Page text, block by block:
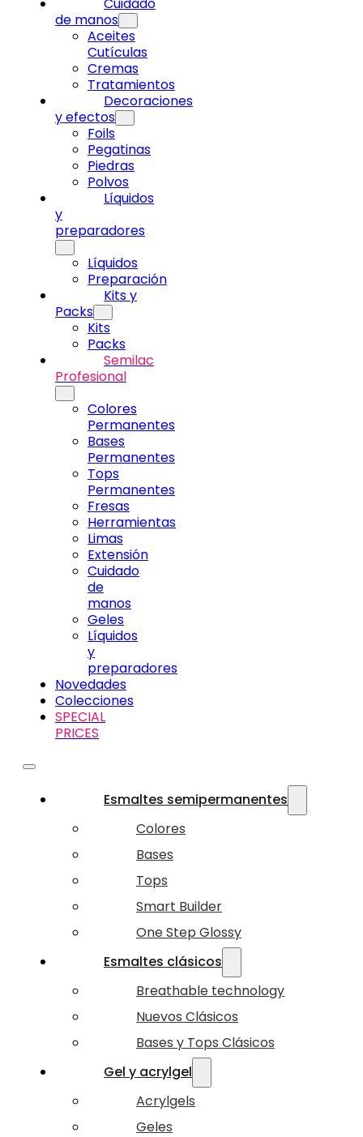
de manos
Aceites
Cutículas
Cremas
Tratamientos
Decoraciones
y efectos
Foils
Pegatinas
Piedras
Polvos
Líquidos
y
preparadores
Líquidos
Preparación
Kits y
Packs
Kits
Packs
Semilac
Profesional
Colores
Permanentes
Bases
Permanentes
Tops
Permanentes
Fresas
Herramientas
Limas
Extensión
Cuidado
de
manos
Geles
Líquidos
y
preparadores
Novedades
Colecciones
SPECIAL
PRICES
Esmaltes semipermanentes
Colores
Bases
Tops
Smart Builder
One Step Glossy
Esmaltes clásicos
Breathable technology
Nuevos Clásicos
Bases y Tops Clásicos
Gel y acrylgel
Acrylgels
Geles